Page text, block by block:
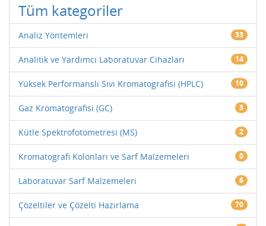
Tüm kategoriler
Analiz Yöntemleri 33
Analitik ve Yardımcı Laboratuvar Cihazları 14
Yüksek Performanslı Sıvı Kromatografisi (HPLC) 10
Gaz Kromatografisi (GC) 3
Kütle Spektrofotometresi (MS) 2
Kromatografi Kolonları ve Sarf Malzemeleri 0
Laboratuvar Sarf Malzemeleri 6
Çözeltiler ve Çözelti Hazırlama 70